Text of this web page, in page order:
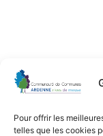
Pour offrir les
telles que les cookies
© 2025
Une